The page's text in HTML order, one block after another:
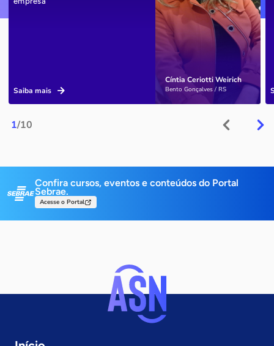
1/10
Cíntia Ceriotti Weirich
Bento Gonçalves / RS
Saiba mais
Confira cursos, eventos e conteúdos do Portal
Sebrae.
Acesse o Portal